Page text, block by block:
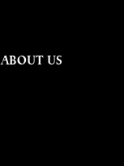
ABOUT US